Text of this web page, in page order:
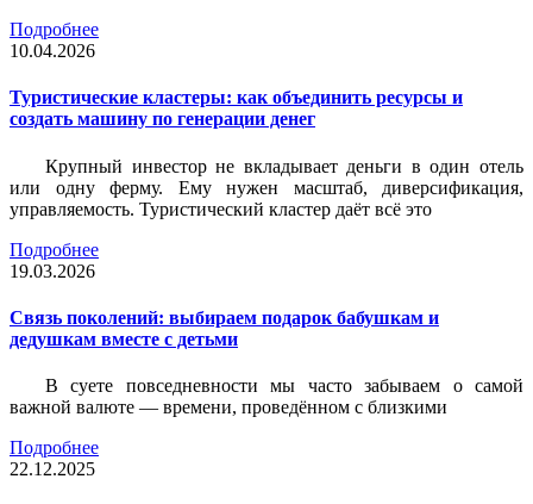
Подробнее
10.04.2026
Туристические кластеры: как объединить ресурсы и
создать машину по генерации денег
Крупный инвестор не вкладывает деньги в один отель
или одну ферму. Ему нужен масштаб, диверсификация,
управляемость. Туристический кластер даёт всё это
Подробнее
19.03.2026
Связь поколений: выбираем подарок бабушкам и
дедушкам вместе с детьми
В суете повседневности мы часто забываем о самой
важной валюте — времени, проведённом с близкими
Подробнее
22.12.2025